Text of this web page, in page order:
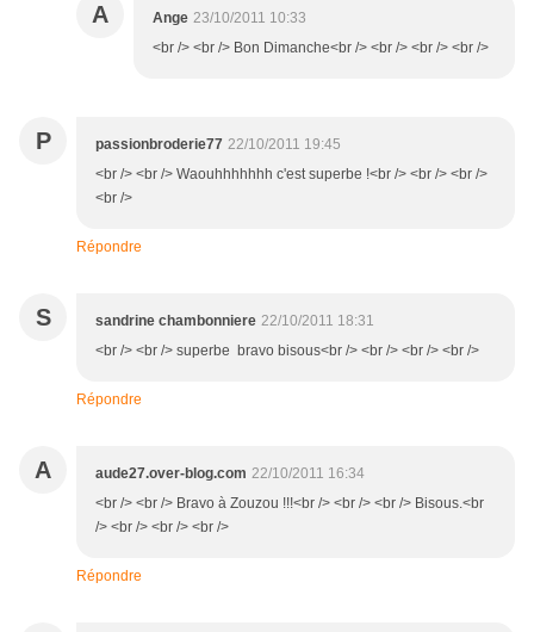
A Ange 23/10/2011 10:33
<br /> <br /> Bon Dimanche<br /> <br /> <br /> <br />
P passionbroderie77 22/10/2011 19:45
<br /> <br /> Waouhhhhhhh c'est superbe !<br /> <br /> <br />
<br />
Répondre
S sandrine chambonniere 22/10/2011 18:31
<br /> <br /> superbe bravo bisous<br /> <br /> <br /> <br />
Répondre
A aude27.over-blog.com 22/10/2011 16:34
<br /> <br /> Bravo à Zouzou !!!<br /> <br /> <br /> Bisous.<br
/> <br /> <br /> <br />
Répondre